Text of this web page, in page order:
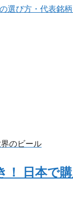
選び方・代表銘
のビール
日本で